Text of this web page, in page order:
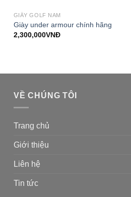
GIẦY GOLF NAM
Giày under armour chính hãng
2,300,000VNĐ
VỀ CHÚNG TÔI
Trang chủ
Giới thiệu
Liên hệ
Tin tức